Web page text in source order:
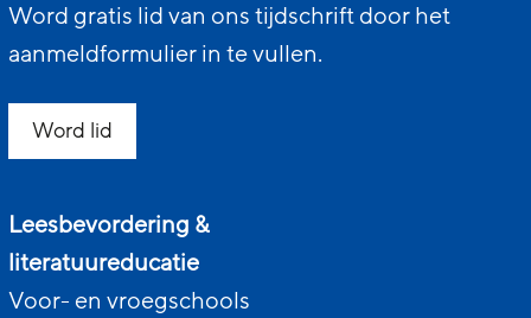
Word gratis lid van ons tijdschrift door het
aanmeldformulier in te vullen.
Word lid
Leesbevordering &
literatuureducatie
Voor- en vroegschools